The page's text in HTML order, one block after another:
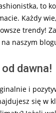
to
Każdy
trendy!
naszym
dawna!
i
się w